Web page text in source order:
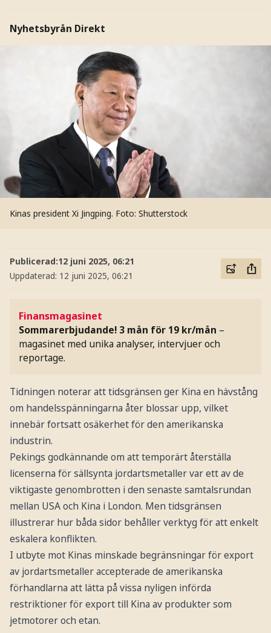
Nyhetsbyrån Direkt
Kinas president Xi Jingping. Foto: Shutterstock
Publicerad:12 juni 2025, 06:21
Uppdaterad: 12 juni 2025, 06:21
Finansmagasinet
Sommarerbjudande! 3 mån för 19 kr/mån –
magasinet med unika analyser, intervjuer och
reportage.
Tidningen noterar att tidsgränsen ger Kina en hävstång
om handelsspänningarna åter blossar upp, vilket
innebär fortsatt osäkerhet för den amerikanska
industrin.
Pekings godkännande om att temporärt återställa
licenserna för sällsynta jordartsmetaller var ett av de
viktigaste genombrotten i den senaste samtalsrundan
mellan USA och Kina i London. Men tidsgränsen
illustrerar hur båda sidor behåller verktyg för att enkelt
eskalera konflikten.
I utbyte mot Kinas minskade begränsningar för export
av jordartsmetaller accepterade de amerikanska
förhandlarna att lätta på vissa nyligen införda
restriktioner för export till Kina av produkter som
jetmotorer och etan.